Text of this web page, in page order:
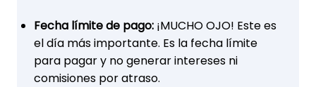
Fecha límite de pago: ¡MUCHO OJO! Este es
el día más importante. Es la fecha límite
para pagar y no generar intereses ni
comisiones por atraso.